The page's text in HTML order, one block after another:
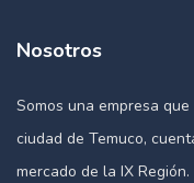
Nosotros
Somos una empresa
ciudad de Temuco,
mercado de la IX Región.